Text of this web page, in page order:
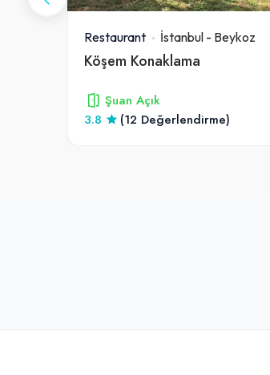
Restaurant İstanbul - Beykoz
Köşem Konaklama
Şuan Açık
3.8
(12 Değerlendirme)